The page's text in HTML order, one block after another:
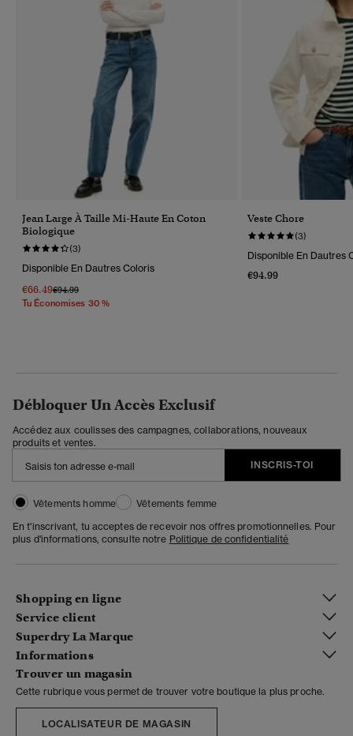
Jean Large À Taille Mi-Haute En Coton
Biologique
(3)
Disponible En Dautres Coloris
€66.49Prix Réduit De
€94.99À
Tu Économises 30 %
Veste Chore
(3)
Disponible En Dautres
€94.99
Débloquer Un Accès Exclusif
Accédez aux coulisses des campagnes, collaborations, nouveaux
produits et ventes.
INSCRIS-TOI
Vêtements homme
Vêtements femme
En t'inscrivant, tu acceptes de recevoir nos offres promotionnelles. Pour
plus d'informations, consulte notre Politique de confidentialité
Shopping en ligne
Service client
Superdry La Marque
Informations
Trouver un magasin
Cette rubrique vous permet de trouver votre boutique la plus proche.
LOCALISATEUR DE MAGASIN